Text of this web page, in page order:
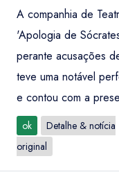
A companhia de
'Apologia de
perante acusações
teve uma notável
e contou com a
ok
Detalhe & notícia
original